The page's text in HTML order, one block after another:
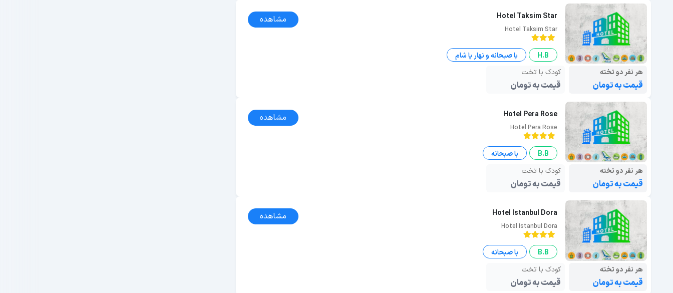
Hotel Taksim Star
Hotel Taksim Star
مشاهده
H.B
با صبحانه و نهار یا شام
هر نفر دو تخته
قیمت به تومان
کودک با تخت
قیمت به تومان
Hotel Pera Rose
Hotel Pera Rose
مشاهده
B.B
با صبحانه
هر نفر دو تخته
قیمت به تومان
کودک با تخت
قیمت به تومان
Hotel Istanbul Dora
Hotel Istanbul Dora
مشاهده
B.B
با صبحانه
هر نفر دو تخته
قیمت به تومان
کودک با تخت
قیمت به تومان